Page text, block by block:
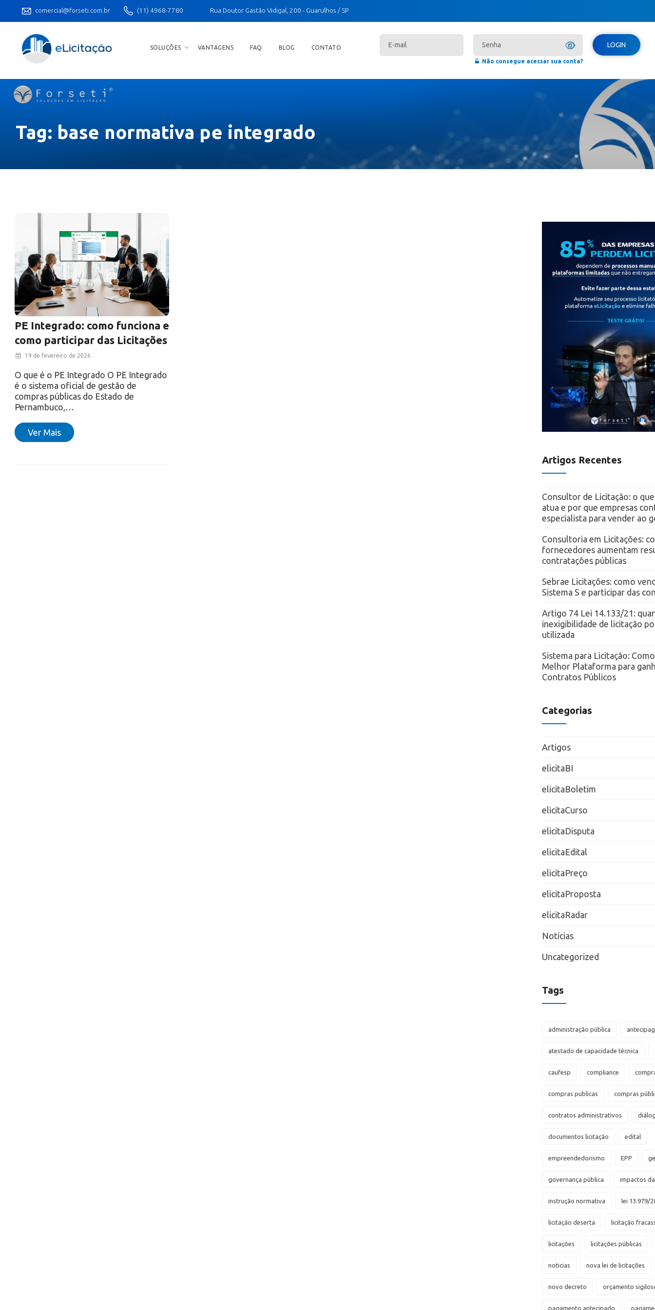
comercial@forseti.com.br (11) 4968-7780 Rua Doutor Gastão Vidigal, 200 - Guarulhos / SP
SOLUÇÕES VANTAGENS FAQ BLOG CONTATO
Não consegue acessar sua conta?
LOGIN
Tag: base normativa pe integrado
PE Integrado: como funciona e
como participar das Licitações
19 de fevereiro de 2026
O que é o PE Integrado O PE Integrado
é o sistema oficial de gestão de
compras públicas do Estado de
Pernambuco,…
Ver Mais
Artigos Recentes
Consultor de Licitação: o
atua e por que empresas
especialista para vender ao
Consultoria em Licitações:
fornecedores aumentam
contratações públicas
Sebrae Licitações: como
Sistema S e participar das
Artigo 74 Lei 14.133/21:
inexigibilidade de licitação
utilizada
Sistema para Licitação:
Melhor Plataforma para
Contratos Públicos
Categorias
Artigos
elicitaBI
elicitaBoletim
elicitaCurso
elicitaDisputa
elicitaEdital
elicitaPreço
elicitaProposta
elicitaRadar
Notícias
Uncategorized
Tags
administração pública
atestado de capacidade técnica
caufesp compliance
compras publicas compras
contratos administrativos
documentos licitação edital
empreendedorismo EPP
governança pública impactos
instrução normativa lei 13.979/
licitação deserta licitação
licitações licitações públicas
noticias nova lei de licitações
novo decreto orçamento
pagamento antecipado